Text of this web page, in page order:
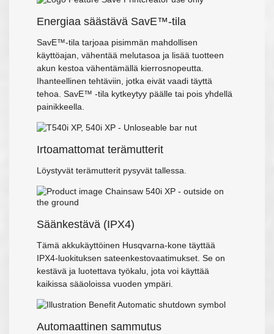
Energiaa säästävä SavE™-tila
SavE™-tila tarjoaa pisimmän mahdollisen
käyttöajan, vähentää melutasoa ja lisää tuotteen
akun kestoa vähentämällä kierrosnopeutta.
Ihanteellinen tehtäviin, jotka eivät vaadi täyttä
tehoa. SavE™ -tila kytkeytyy päälle tai pois yhdellä
painikkeella.
Irtoamattomat terämutterit
Löystyvät terämutterit pysyvät tallessa.
Säänkestävä (IPX4)
Tämä akkukäyttöinen Husqvarna-kone täyttää
IPX4-luokituksen sateenkestovaatimukset. Se on
kestävä ja luotettava työkalu, jota voi käyttää
kaikissa sääoloissa vuoden ympäri.
Automaattinen sammutus